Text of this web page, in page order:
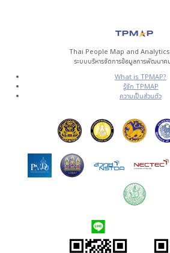
Thai People Map and
ระบบบริหารจัดการข้อมูลการพัฒนาค
What is TPMAP?
รู้จัก TPMAP
ความเป็นส่วนตัว